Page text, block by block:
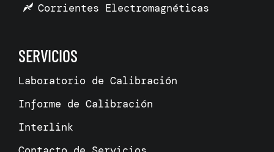
Corrientes Electromagnéticas
SERVICIOS
Laboratorio de Calibración
Informe de Calibración
Interlink